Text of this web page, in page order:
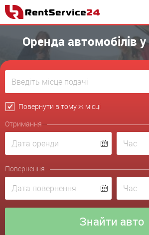
Оренда автомобілів
Повернути в тому ж місці
Отримання
Повернення